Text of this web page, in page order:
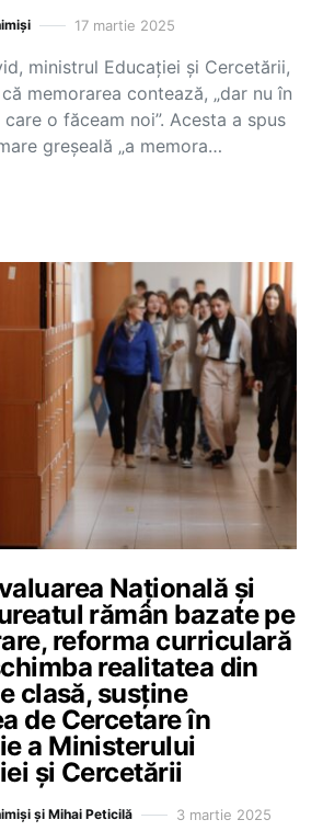
17 martie 2025
ministrul Educației și Cercetării,
memorarea contează, „dar nu în
o făceam noi”. Acesta a spus
greșeală „a memora…
Națională și
rămân bazate pe
reforma curriculară
realitatea din
clasă, susține
de Cercetare în
a Ministerului
și Cercetării
și Mihai Peticilă 3 martie 2025